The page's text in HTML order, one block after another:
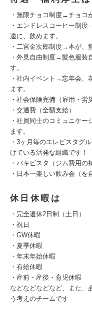
・無限チョコ制度→チョコ
・エンドレスコーヒー制
遠に、飲めます。
・二宮金次郎制度→本が、
・外見自由制度→髪色服装
す。
・社内イベント→忘年会、
ます。
・社会保険完備（雇用・労
・交通費（全額支給）
・社員同士のコミュニケー
ます。
・3ヶ月毎のエレビスタグ
けている活発な組織です！
・バキビスタ（ジム費用の
・日本一楽しい飲み会（を
休日休暇は
・完全週休2日制（土日）
・祝日
・GW休暇
・夏季休暇
・年末年始休暇
・有給休暇
・産前・産後・育児休暇
などなどなどなど、また、
う考えのチームです